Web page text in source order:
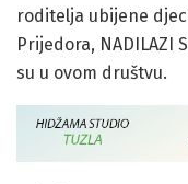
roditelja ubijene
Prijedora, NADILAZI
su u ovom društvu.